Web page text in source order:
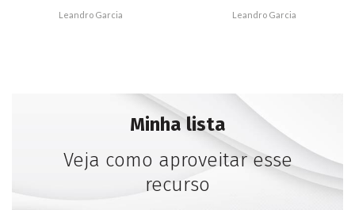
Leandro Garcia Leandro Garcia
Minha lista
Veja como aproveitar esse
recurso